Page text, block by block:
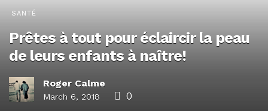
SANTÉ
Prêtes à tout pour éclaircir la peau
de leurs enfants à naître!
Roger Calme
March 6, 2018 0